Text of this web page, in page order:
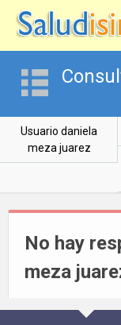
Usuario daniela
meza juarez
No hay
meza